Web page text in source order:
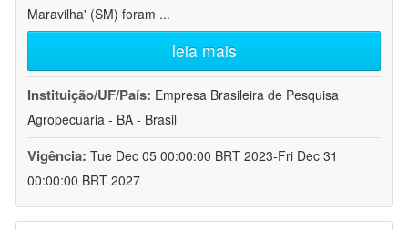
Maravilha' (SM) foram ...
leia mais
Instituição/UF/País: Empresa Brasileira de Pesquisa
Agropecuária - BA - Brasil
Vigência: Tue Dec 05 00:00:00 BRT 2023-Fri Dec 31
00:00:00 BRT 2027